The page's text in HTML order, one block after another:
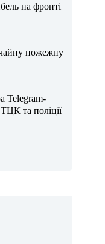
на фронті
пожежну
Telegram-
та поліції